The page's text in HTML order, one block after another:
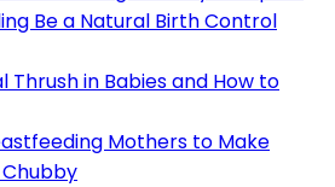
Be a Natural Birth Control
Thrush in Babies and How to
Mothers to Make